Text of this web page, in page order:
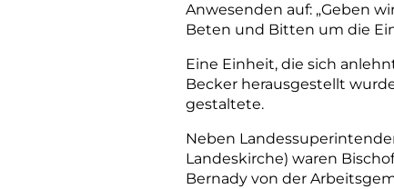
Anwesenden auf: „Geben
Beten und Bitten um die
Eine Einheit, die sich
Becker herausgestellt
gestaltete.
Neben
Landeskirche) waren
Bernady von der